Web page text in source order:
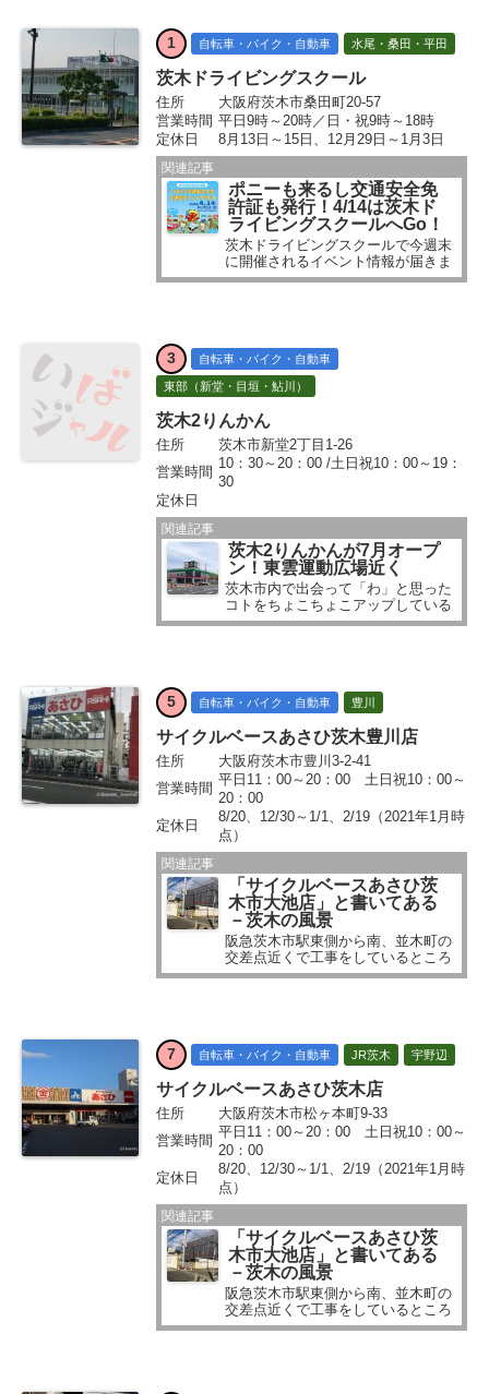
1 自転車・バイク・自動車 水尾・桑田・平田
茨木ドライビングスクール
住所
大阪府茨木市桑田町20-57
営業時間 平日9時～20時／日・祝9時～18時
定休日
8月13日～15日、12月29日～1月3日
関連記事
ポニーも来るし交通安全免
許証も発行！4/14は茨木ド
ライビングスクールへGo！
茨木ドライビングスクールで今週末
に開催されるイベント情報が届きま
した。 お知らせいただいて「あ、そ
3 自転車・バイク・自動車
東部（新堂・目垣・鮎川）
茨木2りんかん
住所
茨木市新堂2丁目1-26
営業時間
10：30～20：00 /土日祝10：00～19：
30
定休日
関連記事
茨木2りんかんが7月オープ
ン！東雲運動広場近く
茨木市内で出会って「わ」と思った
コトをちょこちょこアップしている
茨木ジャーナル。読者さんからも
5 自転車・バイク・自動車 豊川
サイクルベースあさひ茨木豊川店
住所
大阪府茨木市豊川3-2-41
営業時間
平日11：00～20：00 土日祝10：00～
20：00
定休日
8/20、12/30～1/1、2/19（2021年1月時
点）
関連記事
「サイクルベースあさひ茨
木市大池店」と書いてある
－茨木の風景
阪急茨木市駅東側から南、並木町の
交差点近くで工事をしているところ
がありました。 「バイク店と理髪店
7 自転車・バイク・自動車 JR茨木 宇野辺
サイクルベースあさひ茨木店
住所
大阪府茨木市松ヶ本町9-33
営業時間
平日11：00～20：00 土日祝10：00～
20：00
定休日
8/20、12/30～1/1、2/19（2021年1月時
点）
関連記事
「サイクルベースあさひ茨
木市大池店」と書いてある
－茨木の風景
阪急茨木市駅東側から南、並木町の
交差点近くで工事をしているところ
がありました。 「バイク店と理髪店